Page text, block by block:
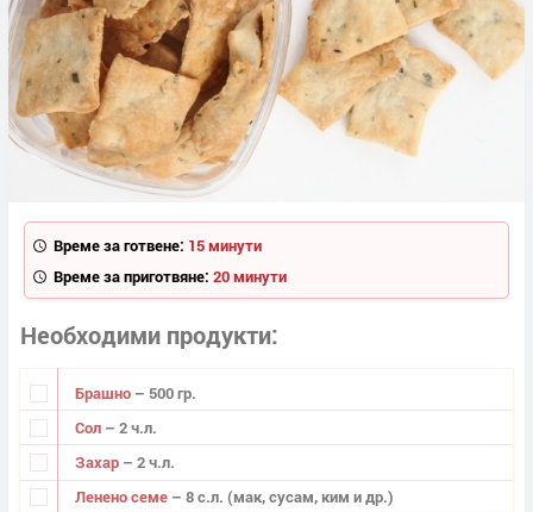
Време за готвене: 15 минути
Време за приготвяне: 20 минути
Необходими продукти
Брашно – 500 гр.
Сол – 2 ч.л.
Захар – 2 ч.л.
Ленено семе – 8 с.л. (мак, сусам, ким и др.)